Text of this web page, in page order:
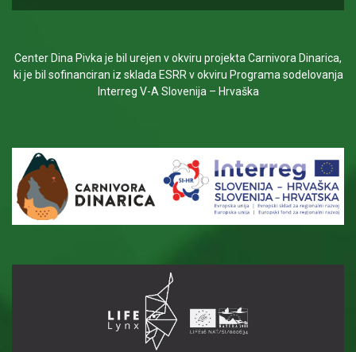
Center Dina Pivka je bil urejen v okviru projekta Carnivora Dinarica,
ki je bil sofinanciran iz sklada ESRR v okviru Programa sodelovanja
Interreg V-A Slovenija – Hrvaška